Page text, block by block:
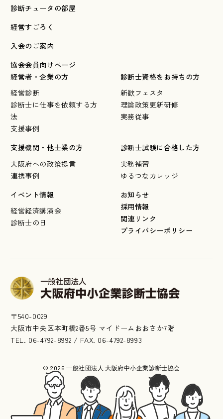
診断チュータの部屋
経営すごろく
入会のご案内
協会会員向けページ
経営者・企業の方
経営診断
診断士に仕事を依頼する方
法
支援事例
診断士資格をお持ちの方
新歓フェスタ
理論政策更新研修
実務従事
支援機関・他士業の方
大阪府への政策提言
連携事例
診断士試験に合格した方
実務補習
ゆるつなカレッジ
イベント情報
経営経済講演会
診断士の日
お知らせ
採用情報
関連リンク
プライバシーポリシー
〒540-0029
大阪市中央区本町橋2番5号 マイドームおおさか7階
TEL. 06-4792-8992 / FAX. 06-4792-8993
© 2026 一般社団法人 大阪府中小企業診断士協会